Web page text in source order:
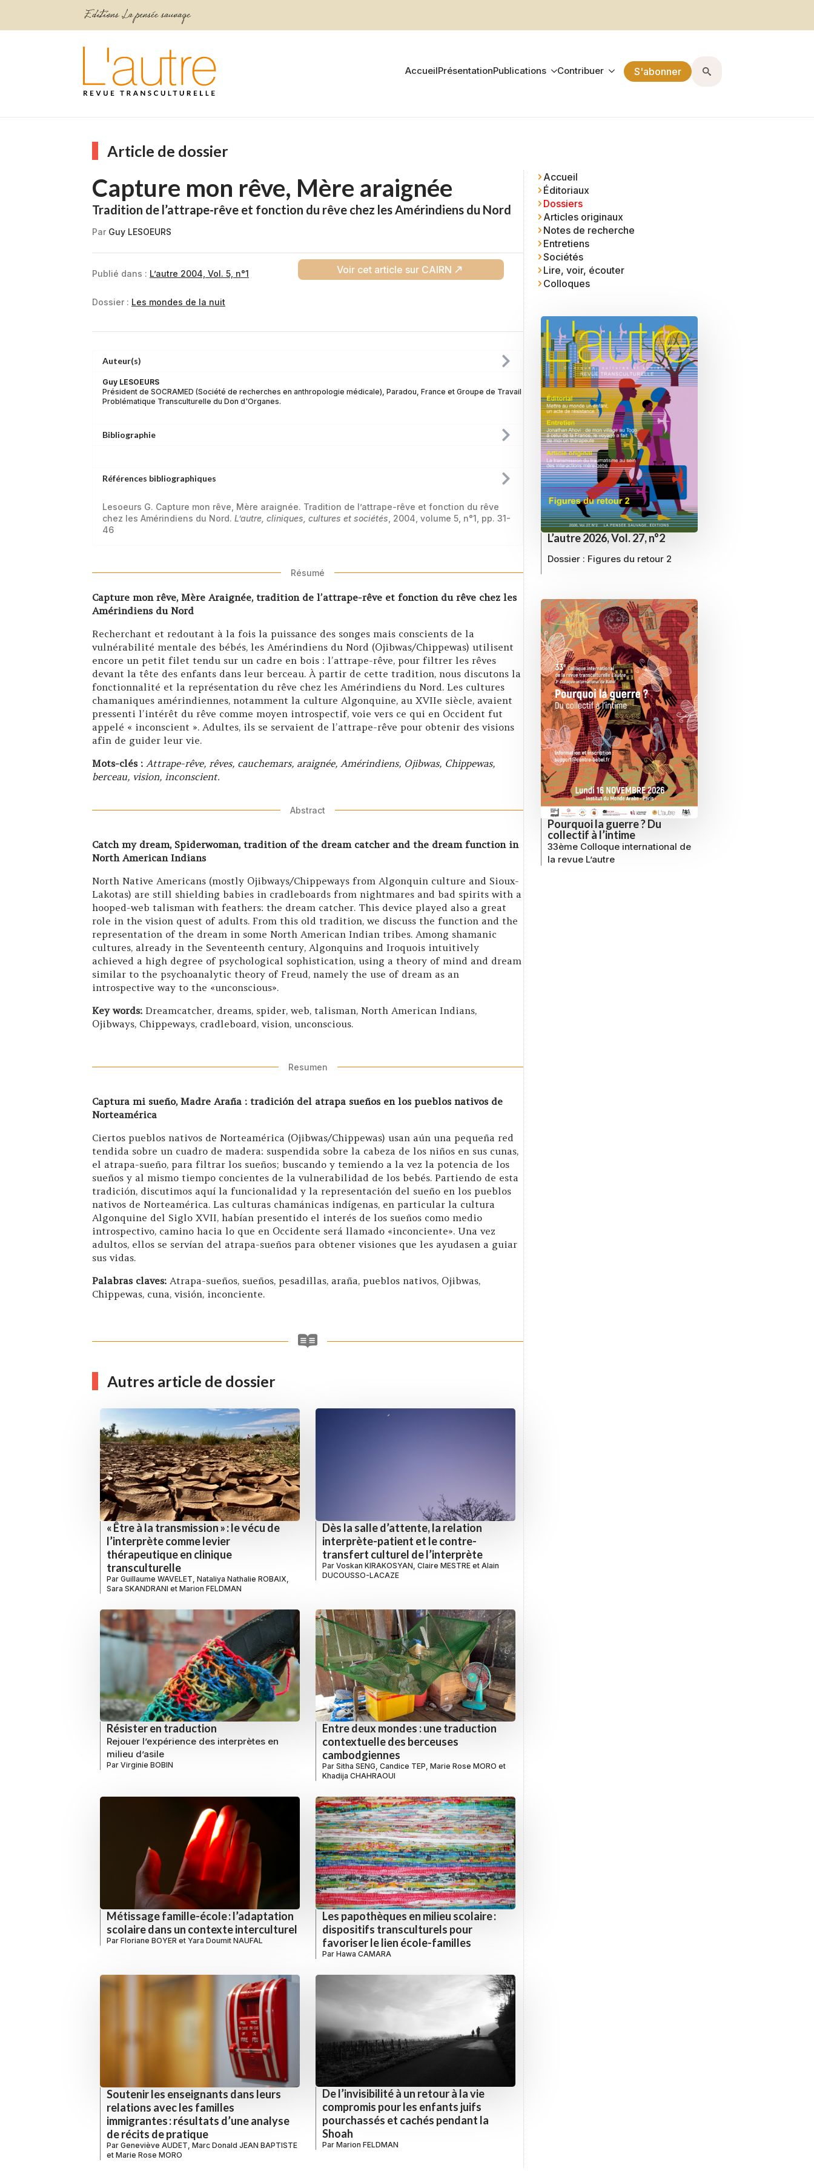
AccueilPrésentationPublications Contribuer S'abonner
Article de dossier
Capture mon rêve, Mère araignée
Tradition de l’attrape-rêve et fonction du rêve chez les Amérindiens du Nord
Par Guy LESOEURS
Publié dans : L’autre 2004, Vol. 5, n°1
Dossier : Les mondes de la nuit
Voir cet article sur CAIRN
Auteur(s)
Guy LESOEURS
Président de SOCRAMED (Société de recherches en anthropologie médicale), Paradou, France et Groupe de Travail
Problématique Transculturelle du Don d'Organes.
Bibliographie
Références bibliographiques
Lesoeurs G. Capture mon rêve, Mère araignée. Tradition de l’attrape-rêve et fonction du rêve
chez les Amérindiens du Nord. L’autre, cliniques, cultures et sociétés , 2004, volume 5, n°1, pp. 31-
46
Résumé
Capture mon rêve, Mère Araignée, tradition de l’attrape-rêve et fonction du rêve chez les
Amérindiens du Nord
Recherchant et redoutant à la fois la puissance des songes mais conscients de la
vulnérabilité mentale des bébés, les Amérindiens du Nord (Ojibwas/Chippewas) utilisent
encore un petit filet tendu sur un cadre en bois : l’attrape-rêve, pour filtrer les rêves
devant la tête des enfants dans leur berceau. À partir de cette tradition, nous discutons la
fonctionnalité et la représentation du rêve chez les Amérindiens du Nord. Les cultures
chamaniques amérindiennes, notamment la culture Algonquine, au XVIIe siècle, avaient
pressenti l’intérêt du rêve comme moyen introspectif, voie vers ce qui en Occident fut
appelé « inconscient ». Adultes, ils se servaient de l’attrape-rêve pour obtenir des visions
afin de guider leur vie.
Mots-clés : Attrape-rêve, rêves, cauchemars, araignée, Amérindiens, Ojibwas, Chippewas,
berceau, vision, inconscient.
Abstract
Catch my dream, Spiderwoman, tradition of the dream catcher and the dream function in
North American Indians
North Native Americans (mostly Ojibways/Chippeways from Algonquin culture and Sioux-
Lakotas) are still shielding babies in cradleboards from nightmares and bad spirits with a
hooped-web talisman with feathers: the dream catcher. This device played also a great
role in the vision quest of adults. From this old tradition, we discuss the function and the
representation of the dream in some North American Indian tribes. Among shamanic
cultures, already in the Seventeenth century, Algonquins and Iroquois intuitively
achieved a high degree of psychological sophistication, using a theory of mind and dream
similar to the psychoanalytic theory of Freud, namely the use of dream as an
introspective way to the «unconscious».
Key words: Dreamcatcher, dreams, spider, web, talisman, North American Indians,
Ojibways, Chippeways, cradleboard, vision, unconscious.
Resumen
Captura mi sueño, Madre Araña : tradición del atrapa sueños en los pueblos nativos de
Norteamérica
Ciertos pueblos nativos de Norteamérica (Ojibwas/Chippewas) usan aún una pequeña red
tendida sobre un cuadro de madera: suspendida sobre la cabeza de los niños en sus cunas,
el atrapa-sueño, para filtrar los sueños; buscando y temiendo a la vez la potencia de los
sueños y al mismo tiempo concientes de la vulnerabilidad de los bebés. Partiendo de esta
tradición, discutimos aquí la funcionalidad y la representación del sueño en los pueblos
nativos de Norteamérica. Las culturas chamánicas indígenas, en particular la cultura
Algonquine del Siglo XVII, habían presentido el interés de los sueños como medio
introspectivo, camino hacia lo que en Occidente será llamado «inconciente». Una vez
adultos, ellos se servían del atrapa-sueños para obtener visiones que les ayudasen a guiar
sus vidas.
Palabras claves: Atrapa-sueños, sueños, pesadillas, araña, pueblos nativos, Ojibwas,
Chippewas, cuna, visión, inconciente.
Autres article de dossier
« Être à la transmission » : le vécu de
l’interprète comme levier
thérapeutique en clinique
transculturelle
Par Guillaume WAVELET Nataliya Nathalie ROBAIX
Sara SKANDRANI et Marion FELDMAN
Dès la salle d’attente, la relation
interprète-patient et le contre-
transfert culturel de l’interprète
Par Voskan KIRAKOSYAN Claire MESTRE et Alain
DUCOUSSO-LACAZE
Résister en traduction
Rejouer l’expérience des interprètes en
milieu d’asile
Par Virginie BOBIN
Entre deux mondes : une traduction
contextuelle des berceuses
cambodgiennes
Par Sitha SENG, Candice TEP, Marie Rose MORO et
Khadija CHAHRAOUI
Métissage famille-école : l’adaptation
scolaire dans un contexte interculturel
Par Floriane BOYER et Yara Doumit NAUFAL
Les papothèques en milieu scolaire :
dispositifs transculturels pour
favoriser le lien école-familles
Par Hawa CAMARA
Soutenir les enseignants dans leurs
relations avec les familles
immigrantes : résultats d’une analyse
de récits de pratique
Par Geneviève AUDET Marc Donald JEAN BAPTISTE
et Marie Rose MORO
De l’invisibilité à un retour à la vie
compromis pour les enfants juifs
pourchassés et cachés pendant la
Shoah
Par Marion FELDMAN
Accueil
Éditoriaux
Dossiers
Articles originaux
Notes de recherche
Entretiens
Sociétés
Lire, voir, écouter
Colloques
L’autre 2026, Vol. 27, n°2
Dossier : Figures du retour 2
Pourquoi la guerre ? Du
collectif à l’intime
33ème Colloque international de
la revue L’autre